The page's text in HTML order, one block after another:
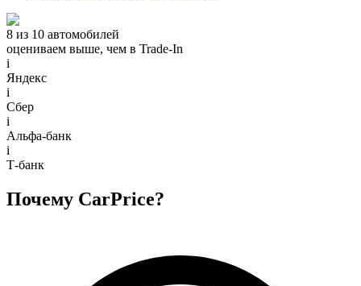
8 из 10 автомобилей
оцениваем выше, чем в Trade‑In
i
Яндекс
i
Сбер
i
Альфа-банк
i
Т-банк
Почему CarPrice?